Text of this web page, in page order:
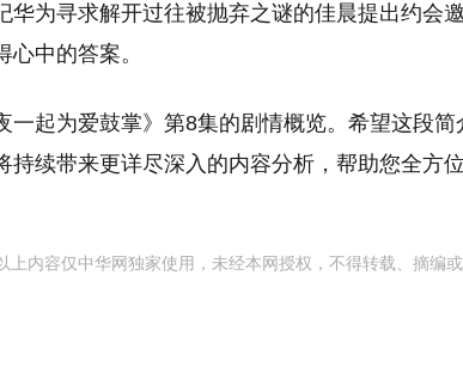
华为寻求解开过往被抛弃之谜的佳晨提出约会
心中的答案。
一起为爱鼓掌》第8集的剧情概览。希望这段
持续带来更详尽深入的内容分析，帮助您全方
上内容仅中华网独家使用，未经本网授权，不得转载、摘编或